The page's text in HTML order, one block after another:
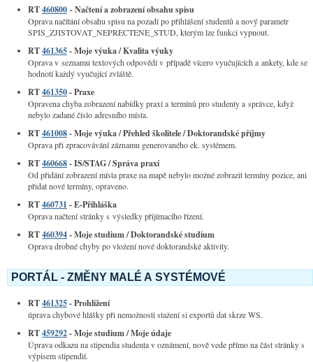
RT460800 - Načtení a zobrazení obsahu spisu
Oprava načítání obsahu spisu na pozadí po přihlášení studentů a nový parametr
SPIS_ZJISTOVAT_NEPRECTENE_STUD, kterým lze funkci vypnout.
RT461365- Moje výuka / Kvalita výuky
Oprava v seznamu textových odpovědí v případě vícero vyučujících a ankety, kde se
hodnotí každý vyučující zvláště.
RT461350- Praxe
Opravena chyba zobrazení nabídky praxí a termínů pro studenty a správce, když
nebylo zadané číslo adresního místa.
RT461008- Moje výuka / Přehled školitele / Doktorandské příjmy
Oprava při zpracovávání záznamu generovaného ek. systémem.
RT460668- IS/STAG / Správa praxí
Od přidání zobrazení místa praxe na mapě nebylo možné zobrazit termíny pozice, ani
přidat nové termíny, opraveno.
RT460731 - E-Přihláška
Oprava načtení stránky s výsledky přijímacího řízení.
RT460394- Moje studium / Doktorandské studium
Oprava drobné chyby po vložení nové doktorandské aktivity.
PORTÁL - ZMĚNY MALÉ A SYSTÉMOVÉ
RT461325- Prohlížení
úprava chybové hlášky při nemožnosti stažení si exportů dat skrze WS.
RT459292- Moje studium / Moje údaje
Úprava odkazu na stipendia studenta v oznámení, nově vede přímo na část stránky s
výpisem stipendií.